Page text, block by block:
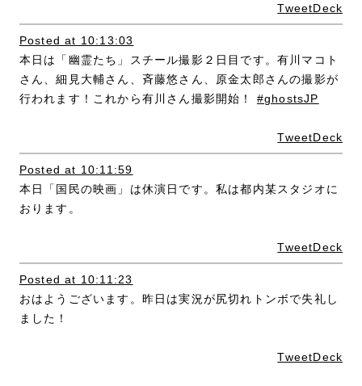
TweetDeck
Posted at 10:13:03
本日は「幽霊たち」スチール撮影２日目です。有川マコト
さん、細見大輔さん、斉藤悠さん、原金太郎さんの撮影が
行われます！これから有川さん撮影開始！ #ghostsJP
TweetDeck
Posted at 10:11:59
本日「国民の映画」は休演日です。私は都内某スタジオに
おります。
TweetDeck
Posted at 10:11:23
おはようございます。昨日は実況が尻切れトンボで失礼し
ました！
TweetDeck